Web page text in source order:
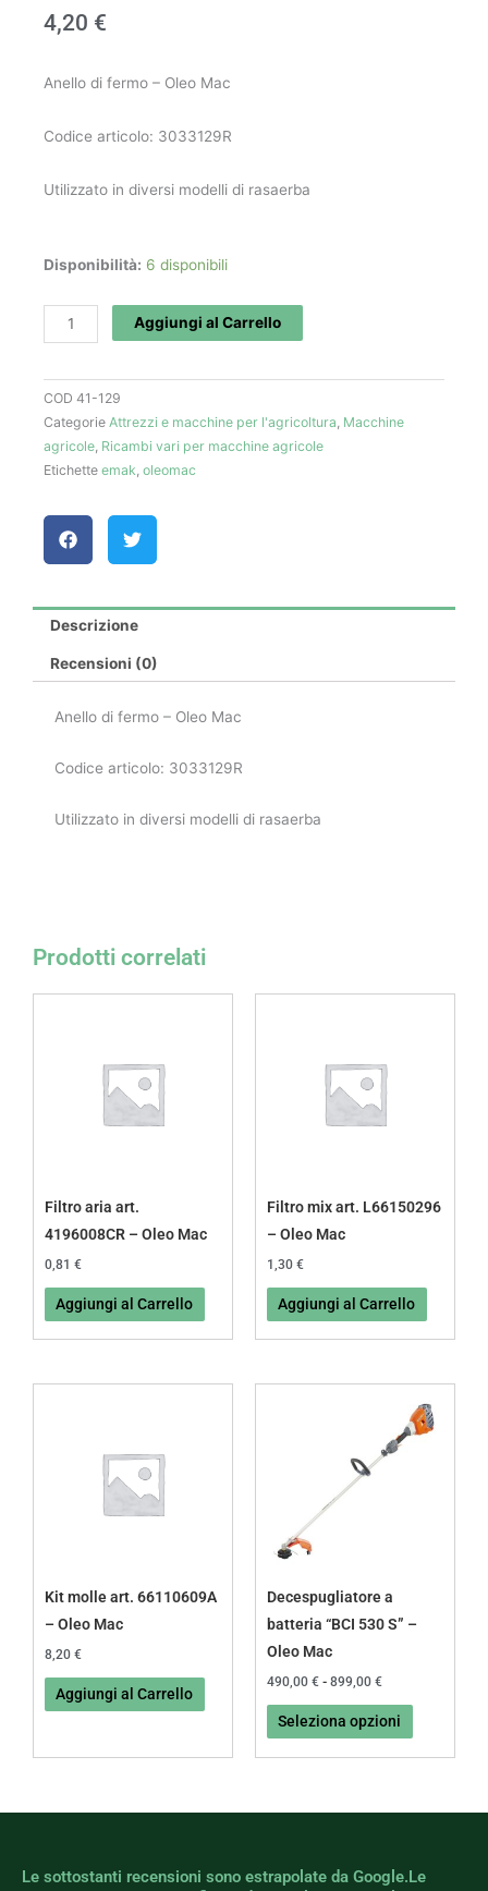
4,20 €
Anello di fermo – Oleo Mac
Codice articolo: 3033129R
Utilizzato in diversi modelli di rasaerba
Disponibilità: 6 disponibili
Anello
fermo
art.
-
Oleo
Mac
Aggiungi al Carrello
COD 41-129
Categorie Attrezzi e macchine per l'agricoltura, Macchine
agricole, Ricambi vari per macchine agricole
Etichette emak, oleomac
Descrizione
Recensioni (0)
Anello di fermo – Oleo Mac
Codice articolo: 3033129R
Utilizzato in diversi modelli di rasaerba
Prodotti correlati
Filtro aria art.
4196008CR – Oleo Mac
0,81 €
Aggiungi al Carrello
Filtro mix art. L66150296
– Oleo Mac
1,30 €
Aggiungi al Carrello
Kit molle art. 66110609A
– Oleo Mac
8,20 €
Aggiungi al Carrello
Decespugliatore a
batteria “BCI 530 S” –
Oleo Mac
490,00 € - 899,00 €
prezzo:
da
490,00 €
Seleziona opzioni
prodotto
Le sottostanti recensioni sono estrapolate da Google.Le